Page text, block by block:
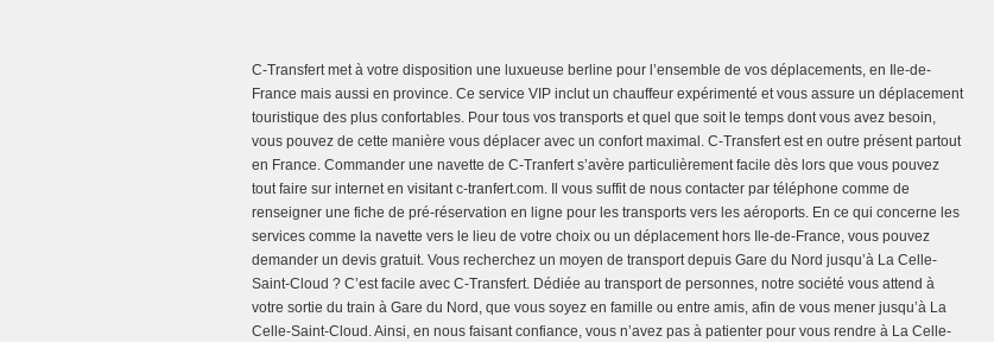
C-Transfert met à votre disposition une luxueuse berline pour l’ensemble de vos déplacements, en Ile-de-
France mais aussi en province. Ce service VIP inclut un chauffeur expérimenté et vous assure un déplacement
touristique des plus confortables. Pour tous vos transports et quel que soit le temps dont vous avez besoin,
vous pouvez de cette manière vous déplacer avec un confort maximal. C-Transfert est en outre présent partout
en France. Commander une navette de C-Tranfert s’avère particulièrement facile dès lors que vous pouvez
tout faire sur internet en visitant c-tranfert.com. Il vous suffit de nous contacter par téléphone comme de
renseigner une fiche de pré-réservation en ligne pour les transports vers les aéroports. En ce qui concerne les
services comme la navette vers le lieu de votre choix ou un déplacement hors Ile-de-France, vous pouvez
demander un devis gratuit. Vous recherchez un moyen de transport depuis Gare du Nord jusqu’à La Celle-
Saint-Cloud ? C’est facile avec C-Transfert. Dédiée au transport de personnes, notre société vous attend à
votre sortie du train à Gare du Nord, que vous soyez en famille ou entre amis, afin de vous mener jusqu’à La
Celle-Saint-Cloud. Ainsi, en nous faisant confiance, vous n’avez pas à patienter pour vous rendre à La Celle-